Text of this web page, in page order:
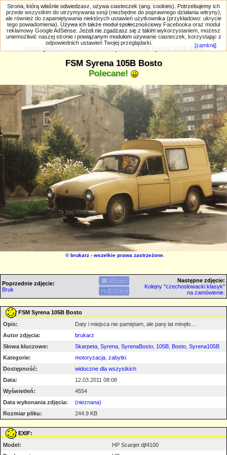
PRIV.gtlodz.eu - czyli trochę ;) inna galeria
Wyszukiwanie zaawansowane
Strona główna widoczne dla wszystkich >FSM Syrena 105B Bosto
FSM Syrena 105B Bosto
Polecane!
©brukarz - wszelkie prawa zastrzeżone.
Poprzednie zdjęcie:
Bruk
Następne zdjęcie:
Kolejny "czechosłowacki klasyk"
na zamówienie.
FSM Syrena 105B Bosto
Opis:
Daty i miejsca nie pamiętam, ale parę lat minęło....
Autor zdjęcia:
brukarz
Słowa kluczowe:
Skarpeta Syrena SyrenaBosto 105B Bosto Syrena105B
Kategorie:
motoryzacja zabytki
Dostępność:
widoczne dla wszystkich
Data:
12.03.2011 08:08
Wyświetleń:
4554
Data wykonania zdjęcia:
(nieznana)
Rozmiar pliku:
244.9 KB
EXIF:
Model:
HP Scanjet djf4100
Strona, którą właśnie odwiedzasz, używa ciasteczek (ang. cookies). Potrzebujemy ich
przede wszystkim do utrzymywania sesji (niezbędne do poprawnego działania witryny),
ale również do zapamiętywania niektórych ustawień użytkownika (przykładowo: ukrycie
tego powiadomienia). Używa ich także moduł społecznościowy Facebooka oraz moduł
reklamowy Google AdSense. Jeżeli nie zgadzasz się z takim wykorzystaniem, możesz
uniemożliwić naszej stronie i powiązanym modułom używanie ciasteczek, korzystając z
odpowiednich ustawień Twojej przeglądarki.
[zamknij]